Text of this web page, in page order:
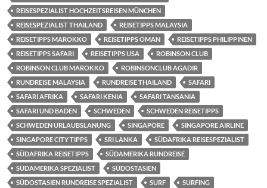
REISESPEZIALIST HOCHZEITSREISEN MÜNCHEN
REISESPEZIALIST THAILAND
REISETIPPS MALAYSIA
REISETIPPS MAROKKO
REISETIPPS OMAN
REISETIPPS PHILIPPINEN
REISETIPPS SAFARI
REISETIPPS USA
ROBINSON CLUB
ROBINSON CLUB MAROKKO
ROBINSONCLUB AGADIR
RUNDREISE MALAYSIA
RUNDREISE THAILAND
SAFARI
SAFARI AFRIKA
SAFARI KENIA
SAFARI TANSANIA
SAFARI UND BADEN
SCHWEDEN
SCHWEDEN REISETIPPS
SCHWEDEN URLAUBSLANUNG
SINGAPORE
SINGAPORE AIRLINE
SINGAPORE CITY TIPPS
SRI LANKA
SÜDAFRIKA REISESPEZIALIST
SÜDAFRIKA REISETIPPS
SÜDAMERIKA RUNDREISE
SÜDAMERIKA SPEZIALIST
SÜDOSTASIEN
SÜDOSTASIEN RUNDREISE SPEZIALIST
SURF SURFING